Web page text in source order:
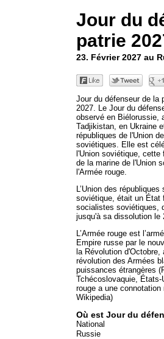
Jour du
patrie
23. Février 2027 au
Jour du défenseur de la
2027. Le Jour du
observé en Biélorussie,
Tadjikistan, en Ukraine
républiques de l'Union
soviétiques. Elle est
l'Union soviétique,
de la marine de l'Union
l'Armée rouge.
L’Union des
soviétique, était un État
socialistes soviétiques,
jusqu'à sa dissolution le
L’Armée rouge est
Empire russe par le
la Révolution
révolution des Armées
puissances étrangères
Tchécoslovaquie,
rouge a une
Wikipedia)
Où est Jour du
National
Russie